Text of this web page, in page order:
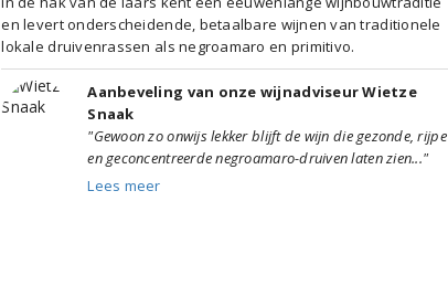
en levert onderscheidende, betaalbare wijnen van traditionele
lokale druivenrassen als negroamaro en primitivo.
Aanbeveling van onze wijnadviseur Wietze
Snaak
"Gewoon zo onwijs lekker blijft de wijn die gezonde, rijpe
en geconcentreerde negroamaro-druiven laten zien..."
Lees meer